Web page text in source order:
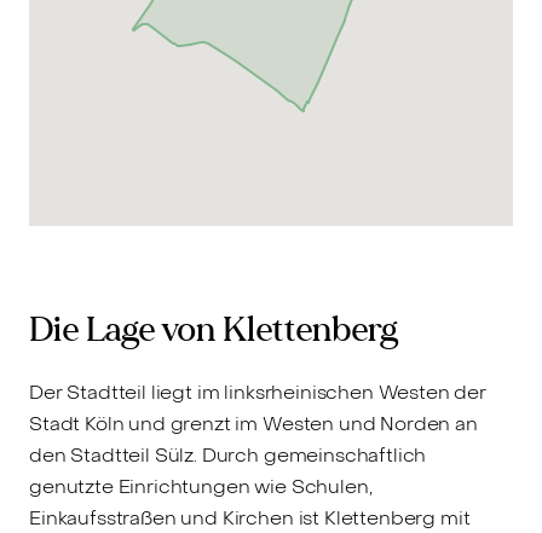
Die Lage von Klettenberg
Der Stadtteil liegt im linksrheinischen Westen der
Stadt Köln und grenzt im Westen und Norden an
den Stadtteil Sülz. Durch gemeinschaftlich
genutzte Einrichtungen wie Schulen,
Einkaufsstraßen und Kirchen ist Klettenberg mit